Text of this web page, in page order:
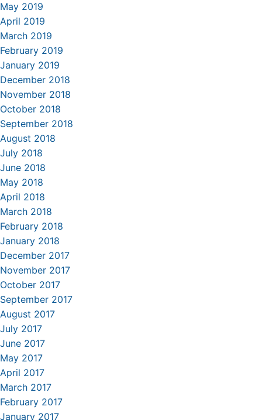
May 2019
April 2019
March 2019
February 2019
January 2019
December 2018
November 2018
October 2018
September 2018
August 2018
July 2018
June 2018
May 2018
April 2018
March 2018
February 2018
January 2018
December 2017
November 2017
October 2017
September 2017
August 2017
July 2017
June 2017
May 2017
April 2017
March 2017
February 2017
January 2017